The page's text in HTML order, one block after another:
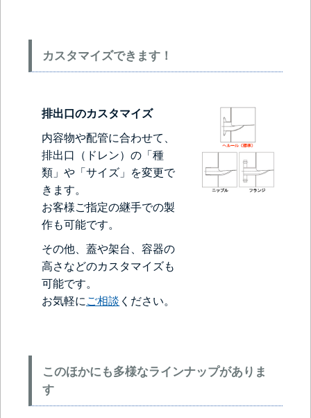
カスタマイズできます！
排出口のカスタマイズ
内容物や配管に合わせて、
排出口（ドレン）の「種
類」や「サイズ」を変更で
きます。
お客様ご指定の継手での製
作も可能です。
その他、蓋や架台、容器の
高さなどのカスタマイズも
可能です。
お気軽にご相談 ください。
このほかにも多様なラインナップがありま
す